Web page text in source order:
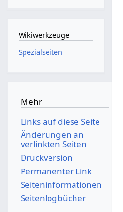
Wikiwerkzeuge
Spezialseiten
Mehr
Links auf diese Seite
Änderungen an
verlinkten Seiten
Druckversion
Permanenter Link
Seiten­­informationen
Seitenlogbücher